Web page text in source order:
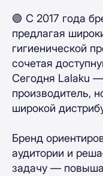
🟢 С 2017 года
предлагая
гигиенической
сочетая
Сегодня Lalaku
производитель,
широкой
Бренд
аудитории и
задачу —